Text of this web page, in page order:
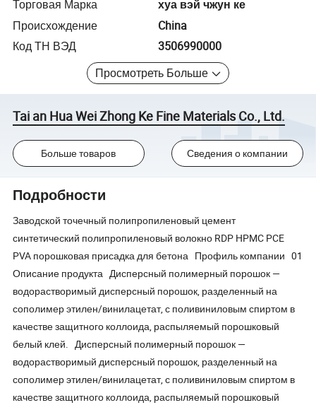
Торговая Марка
хуа вэй чжун ке
Происхождение
China
Код ТН ВЭД
3506990000
Просмотреть Больше
Tai an Hua Wei Zhong Ke Fine Materials Co., Ltd.
Больше товаров Сведения о компании
Подробности
Заводской точечный полипропиленовый цемент
синтетический полипропиленовый волокно RDP HPMC PCE
PVA порошковая присадка для бетона Профиль компании 01
Описание продукта Дисперсный полимерный порошок —
водорастворимый дисперсный порошок, разделенный на
сополимер этилен/винилацетат, с поливиниловым спиртом в
качестве защитного коллоида, распыляемый порошковый
белый клей. Дисперсный полимерный порошок —
водорастворимый дисперсный порошок, разделенный на
сополимер этилен/винилацетат, с поливиниловым спиртом в
качестве защитного коллоида, распыляемый порошковый